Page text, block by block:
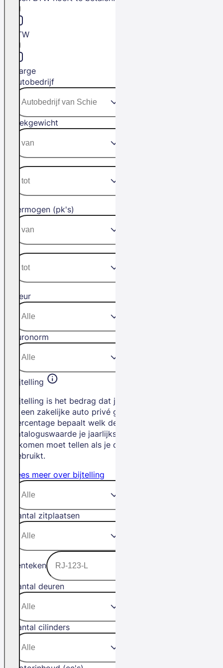
BTW
Marge
Autobedrijf
Trekgewicht
Vermogen (pk's)
Kleur
Euronorm
Bijtelling
Bijtelling is het bedrag dat je betaalt als
je een zakelijke auto privé gebruikt. Het
percentage bepaalt welk deel van de
cataloguswaarde je jaarlijks bij je
inkomen moet tellen als je de auto privé
gebruikt.
Lees meer over bijtelling
Aantal zitplaatsen
Kenteken
Aantal deuren
Aantal cilinders